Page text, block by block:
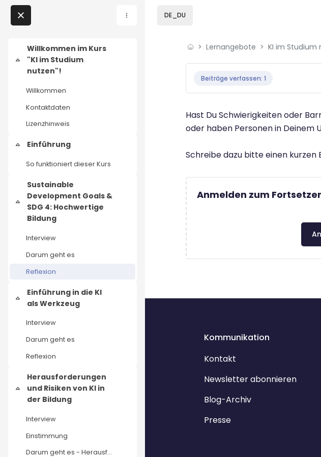
Home
Lernangebote
Podcasts
Meine Lernangebote
Über uns
Kontakt
Einklappen
Willkommen im Kurs
"KI im Studium
nutzen"!
Willkommen
Kontaktdaten
Lizenzhinweis
Einklappen
Einführung
So funktioniert dieser Kurs
Einklappen
Sustainable
Development Goals &
SDG 4: Hochwertige
Bildung
Interview
Darum geht es
Reflexion
Einklappen
Einführung in die KI
als Werkzeug
Interview
Darum geht es
Reflexion
Einklappen
Herausforderungen
und Risiken von KI in
der Bildung
Interview
Einstimmung
Darum geht es - Herausforderungen und Risiken
Direkt zu - Schließen
DE_DU
Lernangebote KI im Studium
Beiträge verfassen: 1
Hast Du Schwierigkeiten oder
oder haben Personen in Deinem
Schreibe dazu bitte einen
Anmelden zum
Kommunikation
Kontakt
Newsletter abonnieren
Blog-Archiv
Presse